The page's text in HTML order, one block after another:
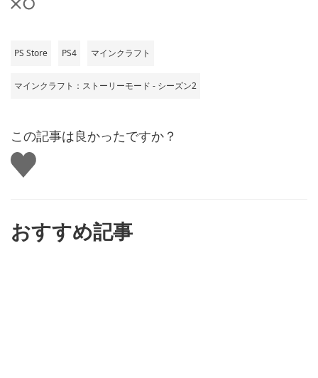
PS Store PS4 マインクラフト
マインクラフト：ストーリーモード - シーズン2
この記事は良かったですか？
い
い
おすすめ記事